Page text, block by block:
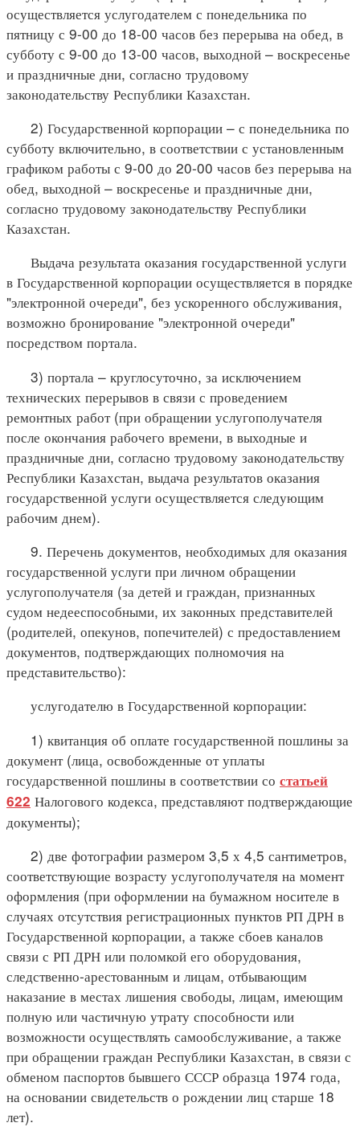
осуществляется услугодателем с понедельника по
пятницу с 9-00 до 18-00 часов без перерыва на обед, в
субботу с 9-00 до 13-00 часов, выходной – воскресенье
и праздничные дни, согласно трудовому
законодательству Республики Казахстан.
2) Государственной корпорации – с понедельника по
субботу включительно, в соответствии с установленным
графиком работы с 9-00 до 20-00 часов без перерыва на
обед, выходной – воскресенье и праздничные дни,
согласно трудовому законодательству Республики
Казахстан.
Выдача результата оказания государственной услуги
в Государственной корпорации осуществляется в порядке
"электронной очереди", без ускоренного обслуживания,
возможно бронирование "электронной очереди"
посредством портала.
3) портала – круглосуточно, за исключением
технических перерывов в связи с проведением
ремонтных работ (при обращении услугополучателя
после окончания рабочего времени, в выходные и
праздничные дни, согласно трудовому законодательству
Республики Казахстан, выдача результатов оказания
государственной услуги осуществляется следующим
рабочим днем).
9. Перечень документов, необходимых для оказания
государственной услуги при личном обращении
услугополучателя (за детей и граждан, признанных
судом недееспособными, их законных представителей
(родителей, опекунов, попечителей) с предоставлением
документов, подтверждающих полномочия на
представительство):
услугодателю в Государственной корпорации:
1) квитанция об оплате государственной пошлины за
документ (лица, освобожденные от уплаты
государственной пошлины в соответствии со статьей
622 Налогового кодекса, представляют подтверждающие
документы);
2) две фотографии размером 3,5 х 4,5 сантиметров,
соответствующие возрасту услугополучателя на момент
оформления (при оформлении на бумажном носителе в
случаях отсутствия регистрационных пунктов РП ДРН в
Государственной корпорации, а также сбоев каналов
связи с РП ДРН или поломкой его оборудования,
следственно-арестованным и лицам, отбывающим
наказание в местах лишения свободы, лицам, имеющим
полную или частичную утрату способности или
возможности осуществлять самообслуживание, а также
при обращении граждан Республики Казахстан, в связи с
обменом паспортов бывшего СССР образца 1974 года,
на основании свидетельств о рождении лиц старше 18
лет).